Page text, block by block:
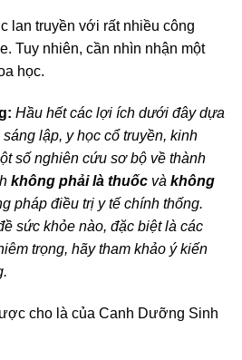
lan truyền với rất nhiều công
Tuy nhiên, cần nhìn nhận một
học.
Hầu hết các lợi ích dưới đây dựa
lập, y học cổ truyền, kinh
số nghiên cứu sơ bộ về thành
không phải là thuốc và không
pháp điều trị y tế chính thống.
sức khỏe nào, đặc biệt là các
trọng, hãy tham khảo ý kiến
cho là của Canh Dưỡng Sinh